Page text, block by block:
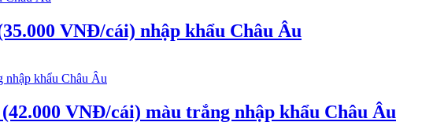
VNĐ/cái) nhập khẩu Châu Âu
VNĐ/cái) màu trắng nhập khẩu Châu Âu